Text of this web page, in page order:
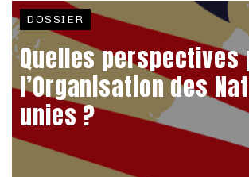
DOSSIER
Quelles perspectives
l’Organisation des
unies ?